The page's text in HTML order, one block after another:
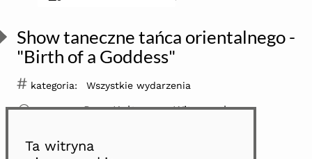
Ta witryna
Show taneczne tańca orientalnego -
"Birth of a Goddess"
# kategoria: Wszystkie wydarzenia
ikona
miejsce: Dom Kultury na Witosa, ul.
ikona
data: 2026-05-23